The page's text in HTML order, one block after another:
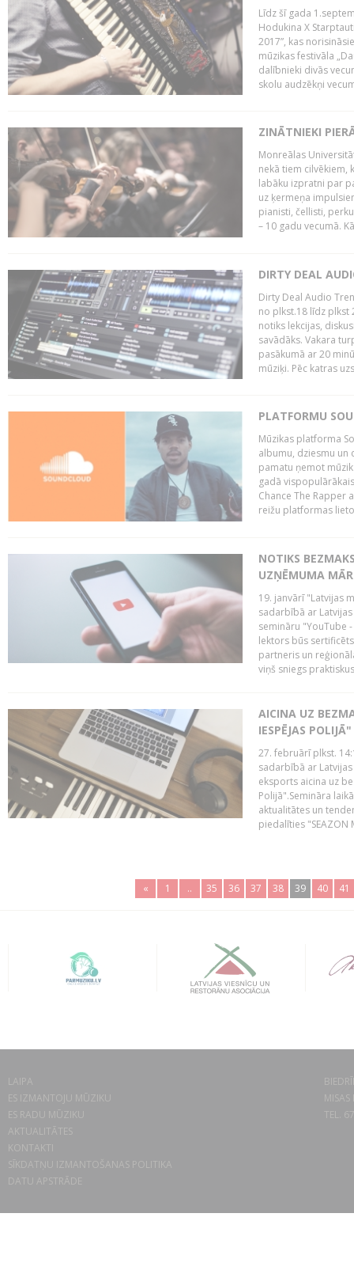
Līdz šī gada
Hodukina X
2017”, kas
mūzikas festivāla
dalībnieki divās
skolu audzēkņi
ZINĀTNIEKI
Monreālas
nekā tiem cilvēkiem,
labāku izpratni par
uz ķermeņa
pianisti, čellisti,
– 10 gadu vecumā.
DIRTY DEAL
Dirty Deal Audio
no plkst.18 līdz plkst
notiks lekcijas,
savādāks. Vakara
pasākumā ar 20
mūziķi. Pēc katras
PLATFORMU
Mūzikas platforma
albumu, dziesmu un
pamatu ņemot
gadā
Chance The Rapper
reižu platformas
NOTIKS
UZŅĒMUMA
19. janvārī "Latvijas
sadarbībā ar
semināru "YouTube
lektors būs
partneris un
viņš sniegs
AICINA UZ
IESPĒJAS POLIJĀ"
27. februārī plkst.
sadarbībā ar
eksports aicina uz
Polijā".Semināra
aktualitātes un
piedalīties "SEAZON
« 1 .. 35 36 37 38 39 40 41
LAIPA
ES IZMANTOJU MŪZIKU
ES RADU MŪZIKU
AKTUALITĀTES
KONTAKTI
SĪKDATŅU IZMANTOŠANAS POLITIKA
DATU APSTRĀDE
TEL.